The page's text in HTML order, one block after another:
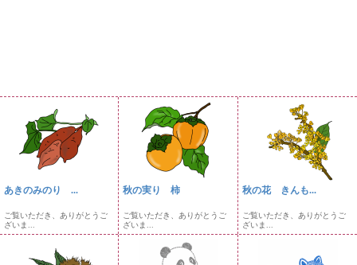
あきのみのり ...
ご覧いただき、ありがとうご
ざいま...
秋の実り 柿
ご覧いただき、ありがとうご
ざいま...
秋の花 きんも...
ご覧いただき、ありがとうご
ざいま...